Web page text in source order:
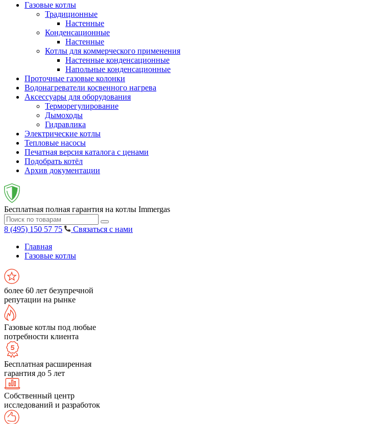
Газовые котлы
Традиционные
Настенные
Конденсационные
Настенные
Котлы для коммерческого применения
Настенные конденсационные
Напольные конденсационные
Проточные газовые колонки
Водонагреватели косвенного нагрева
Аксессуары для оборудования
Терморегулирование
Дымоходы
Гидравлика
Электрические котлы
Тепловые насосы
Печатная версия каталога с ценами
Подобрать котёл
Архив документации
Бесплатная полная гарантия на котлы Immergas
8 (495) 150 57 75
Связаться с нами
Главная
Газовые котлы
более 60 лет безупречной
репутации на рынке
Газовые котлы под любые
потребности клиента
Бесплатная расширенная
гарантия до 5 лет
Собственный центр
исследований и разработок